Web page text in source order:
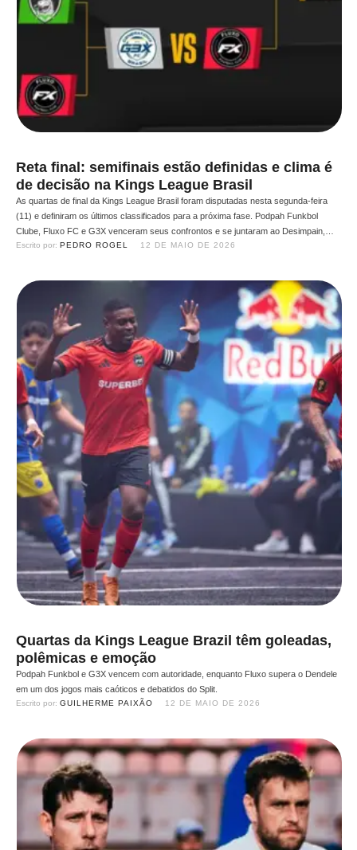
Reta final: semifinais estão definidas e clima é
de decisão na Kings League Brasil
As quartas de final da Kings League Brasil foram disputadas nesta segunda-feira
(11) e definiram os últimos classificados para a próxima fase. Podpah Funkbol
Clube, Fluxo FC e G3X venceram seus confrontos e se juntaram ao Desimpain,
que já havia garantido vaga direta, formando o quadro completo das semifinais da
Escrito por: PEDRO ROGEL 12 DE MAIO DE 2026
Quartas da Kings League Brazil têm goleadas,
polêmicas e emoção
Podpah Funkbol e G3X vencem com autoridade, enquanto Fluxo supera o Dendele
em um dos jogos mais caóticos e debatidos do Split.
Escrito por: GUILHERME PAIXÃO 12 DE MAIO DE 2026